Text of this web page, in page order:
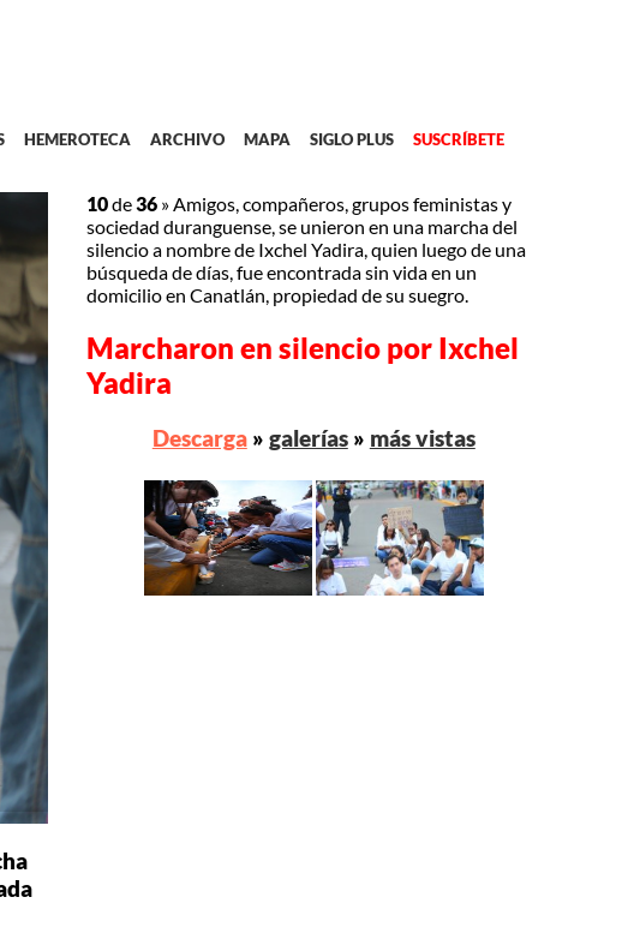
HEMEROTECA ARCHIVO MAPA SIGLO PLUS SUSCRÍBETE
10de36 »Amigos, compañeros, grupos feministas y
sociedad duranguense, se unieron en una marcha del
silencio a nombre de Ixchel Yadira, quien luego de una
búsqueda de días, fue encontrada sin vida en un
domicilio en Canatlán, propiedad de su suegro.
Marcharon en silencio por Ixchel
Yadira
Descarga» galerías» más vistas